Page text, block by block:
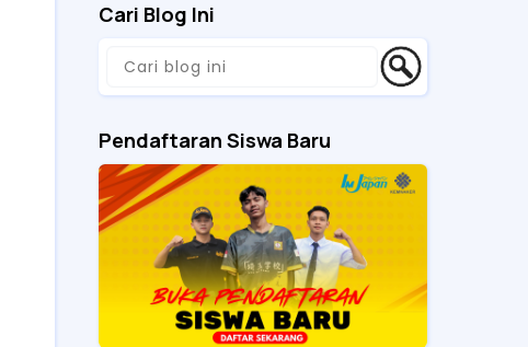
Cari Blog Ini
Pendaftaran Siswa Baru